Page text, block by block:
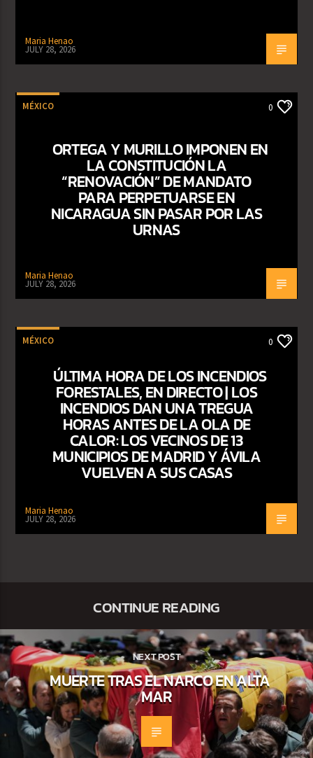
Maria Henao
JULY 28, 2026
MÉXICO 0
ORTEGA Y MURILLO IMPONEN EN
LA CONSTITUCIÓN LA
“RENOVACIÓN” DE MANDATO
PARA PERPETUARSE EN
NICARAGUA SIN PASAR POR LAS
URNAS
Maria Henao
JULY 28, 2026
MÉXICO 0
ÚLTIMA HORA DE LOS INCENDIOS
FORESTALES, EN DIRECTO | LOS
INCENDIOS DAN UNA TREGUA
HORAS ANTES DE LA OLA DE
CALOR: LOS VECINOS DE 13
MUNICIPIOS DE MADRID Y ÁVILA
VUELVEN A SUS CASAS
Maria Henao
JULY 28, 2026
CONTINUE READING
NEXT POST
MUERTE TRAS EL NARCO EN ALTA
MAR